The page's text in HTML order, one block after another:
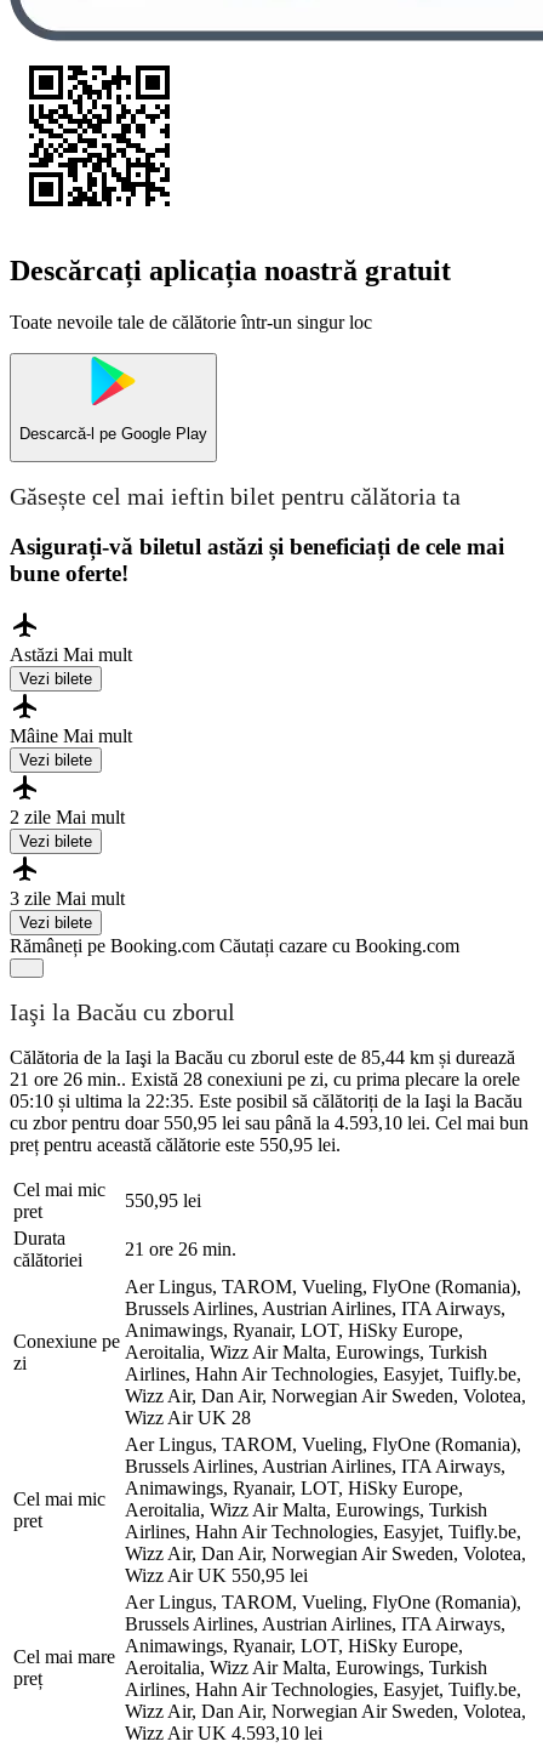
Descărcați aplicația noastră gratuit
Toate nevoile tale de călătorie într-un singur loc
Descarcă-l pe Google Play
Găsește cel mai ieftin bilet pentru călătoria ta
Asigurați-vă biletul astăzi și beneficiați de cele mai
bune oferte!
Astăzi Mai mult
Vezi bilete
Mâine Mai mult
Vezi bilete
2 zile Mai mult
Vezi bilete
3 zile Mai mult
Vezi bilete
Rămâneți pe Booking.com Căutați cazare cu Booking.com
Iaşi la Bacău cu zborul
Călătoria de la Iaşi la Bacău cu zborul este de 85,44 km și durează
21 ore 26 min.. Există 28 conexiuni pe zi, cu prima plecare la orele
05:10 și ultima la 22:35. Este posibil să călătoriți de la Iaşi la Bacău
cu zbor pentru doar 550,95 lei sau până la 4.593,10 lei. Cel mai bun
preț pentru această călătorie este 550,95 lei.
Cel mai mic
pret
550,95 lei
Durata
călătoriei
21 ore 26 min.
Conexiune pe
zi
Aer Lingus, TAROM, Vueling, FlyOne (Romania),
Brussels Airlines, Austrian Airlines, ITA Airways,
Animawings, Ryanair, LOT, HiSky Europe,
Aeroitalia, Wizz Air Malta, Eurowings, Turkish
Airlines, Hahn Air Technologies, Easyjet, Tuifly.be,
Wizz Air, Dan Air, Norwegian Air Sweden, Volotea,
Wizz Air UK 28
Cel mai mic
pret
Aer Lingus, TAROM, Vueling, FlyOne (Romania),
Brussels Airlines, Austrian Airlines, ITA Airways,
Animawings, Ryanair, LOT, HiSky Europe,
Aeroitalia, Wizz Air Malta, Eurowings, Turkish
Airlines, Hahn Air Technologies, Easyjet, Tuifly.be,
Wizz Air, Dan Air, Norwegian Air Sweden, Volotea,
Wizz Air UK 550,95 lei
Cel mai mare
preț
Aer Lingus, TAROM, Vueling, FlyOne (Romania),
Brussels Airlines, Austrian Airlines, ITA Airways,
Animawings, Ryanair, LOT, HiSky Europe,
Aeroitalia, Wizz Air Malta, Eurowings, Turkish
Airlines, Hahn Air Technologies, Easyjet, Tuifly.be,
Wizz Air, Dan Air, Norwegian Air Sweden, Volotea,
Wizz Air UK 4.593,10 lei